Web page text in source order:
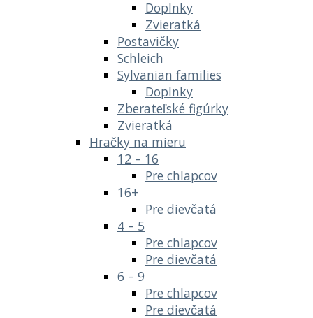
Doplnky
Zvieratká
Postavičky
Schleich
Sylvanian families
Doplnky
Zberateľské figúrky
Zvieratká
Hračky na mieru
12 – 16
Pre chlapcov
16+
Pre dievčatá
4 – 5
Pre chlapcov
Pre dievčatá
6 – 9
Pre chlapcov
Pre dievčatá